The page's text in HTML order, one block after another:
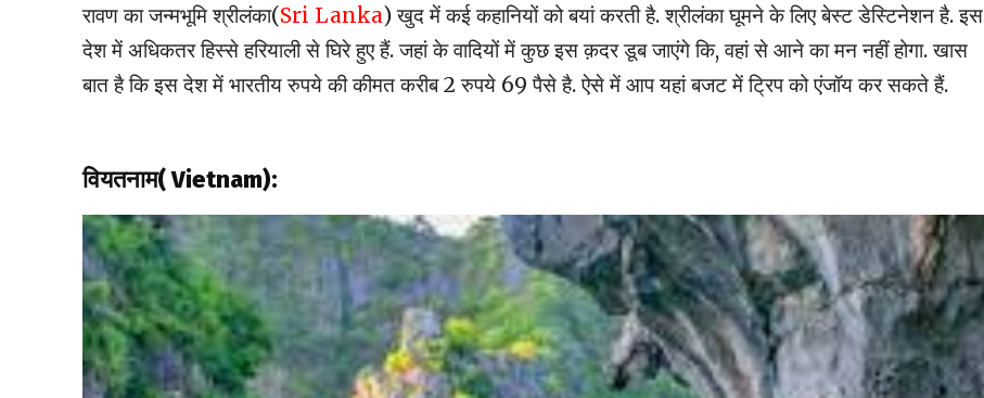
रावण का जन्मभूमि श्रीलंका(Sri Lanka) खुद में कई कहानियों को बयां करती है. श्रीलंका घूमने के लिए बेस्ट डेस्टिनेशन है. इस
देश में अधिकतर हिस्से हरियाली से घिरे हुए हैं. जहां के वादियों में कुछ इस क़दर डूब जाएंगे कि, वहां से आने का मन नहीं होगा. खास
बात है कि इस देश में भारतीय रुपये की कीमत करीब 2 रुपये 69 पैसे है. ऐसे में आप यहां बजट में ट्रिप को एंजॉय कर सकते हैं.
वियतनाम( Vietnam):